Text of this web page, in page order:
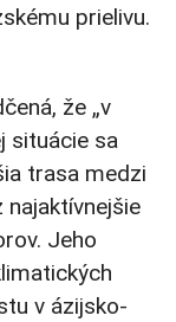
prielivu.
že „v
situácie sa
trasa medzi
najaktívnejšie
Jeho
v ázijsko-